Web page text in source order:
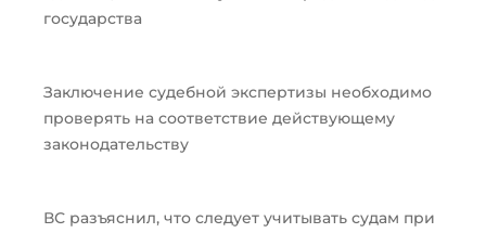
государства
Заключение судебной экспертизы необходимо
проверять на соответствие действующему
законодательству
ВС разъяснил, что следует учитывать судам при